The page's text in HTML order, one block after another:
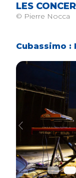
LES
© Pierre Nocca
Cubassimo :
Previous